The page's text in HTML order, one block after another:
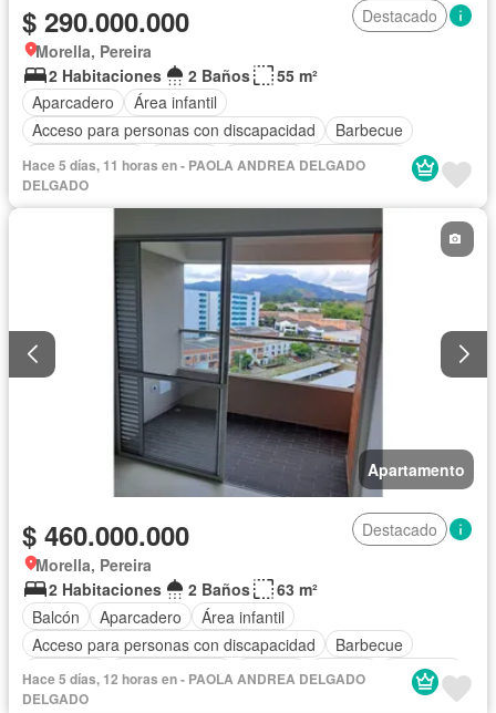
$ 290.000.000
Destacado
Morella, Pereira
2 Habitaciones
2 Baños
55 m²
Aparcadero
Área infantil
Acceso para personas con discapacidad
Barbecue
Cocina integral
Internet Ascensor
Gas natural
Vista panorámica
Cancha de tenis
Agua
Hace 5 días, 11 horas en - PAOLA ANDREA DELGADO
DELGADO
Apartamento
$ 460.000.000
Destacado
Morella, Pereira
2 Habitaciones
2 Baños
63 m²
Balcón
Aparcadero
Área infantil
Acceso para personas con discapacidad
Barbecue
Gimnasio
Cocina integral Internet Jacuzzi
Ascensor
Gas natural
Hace 5 días, 12 horas en - PAOLA ANDREA DELGADO
DELGADO